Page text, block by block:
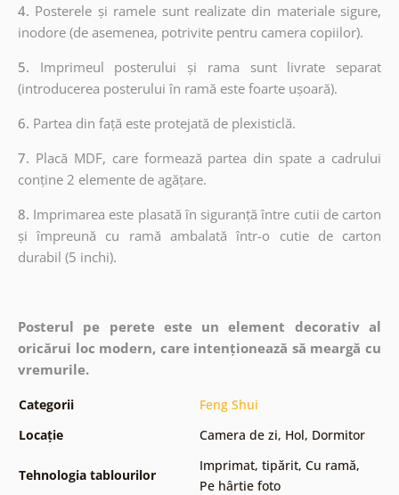
4. Posterele și ramele sunt realizate din materiale sigure,
inodore (de asemenea, potrivite pentru camera copiilor).
5. Imprimeul posterului și rama sunt livrate separat
(introducerea posterului în ramă este foarte ușoară).
6. Partea din față este protejată de plexisticlă.
7. Placă MDF, care formează partea din spate a cadrului
conține 2 elemente de agățare.
8. Imprimarea este plasată în siguranță între cutii de carton
și împreună cu ramă ambalată într-o cutie de carton
durabil (5 inchi).
Posterul pe perete este un element decorativ al
oricărui loc modern, care intenționează să meargă cu
vremurile.
Categorii
Feng Shui
Locație
Camera de zi, Hol, Dormitor
Tehnologia tablourilor
Imprimat, tipărit, Cu ramă,
Pe hârtie foto